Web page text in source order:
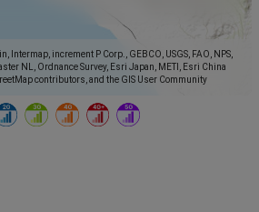
Intermap, increment P Corp., GEBCO, USGS, FAO, NPS,
NL, Ordnance Survey, Esri Japan, METI, Esri China
contributors, and the GIS User Community